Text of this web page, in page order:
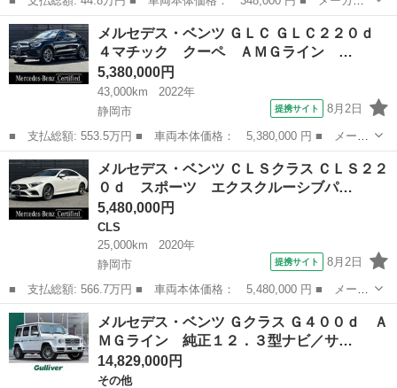
名： メルセデス・ベンツ ■ 車種名： Ｃクラスステーションワゴ
ン ■ グレード名： Ｃ２５０ＣＧＩブルーエフィシェンシＷアバン
Ｇ フルセグ...
愛知 一宮市 Ｃクラス
メルセデス・ベンツ ＧＬＣ ＧＬＣ２２０ｄ
４マチック クーペ ＡＭＧライン …
5,380,000円
43,000km
2022年
静岡市
提携サイト 8月2日
■ 支払総額: 553.5万円 ■ 車両本体価格： 5,380,000 円 ■ メーカ
ー名： メルセデス・ベンツ ■ 車種名： ＧＬＣ ■ グレード
名： ＧＬＣ２２０ｄ ４マチック クーペ ＡＭＧライン スライ
ディングルー...
静岡 静岡市 ベンツ（メルセデス）
メルセデス・ベンツ ＣＬＳクラス ＣＬＳ２２
０ｄ スポーツ エクスクルーシブパ…
5,480,000円
CLS
25,000km
2020年
静岡市
提携サイト 8月2日
■ 支払総額: 566.7万円 ■ 車両本体価格： 5,480,000 円 ■ メーカ
ー名： メルセデス・ベンツ ■ 車種名： ＣＬＳクラス ■ グレー
ド名： ＣＬＳ２２０ｄ スポーツ エクスクルーシブパッケージ
レザーエ...
静岡 静岡市
メルセデス・ベンツ Ｇクラス Ｇ４００ｄ Ａ
ＭＧライン 純正１２．３型ナビ／サ…
14,829,000円
その他